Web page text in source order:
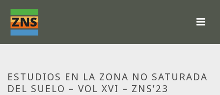
ESTUDIOS EN LA ZONA NO SATURADA
DEL SUELO – VOL XVI – ZNS’23